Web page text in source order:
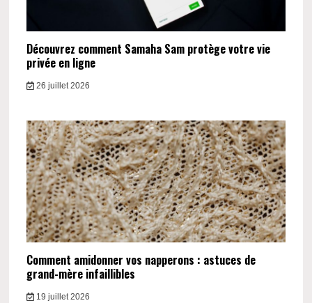
Découvrez comment Samaha Sam protège votre vie
privée en ligne
26 juillet 2026
Comment amidonner vos napperons : astuces de
grand-mère infaillibles
19 juillet 2026